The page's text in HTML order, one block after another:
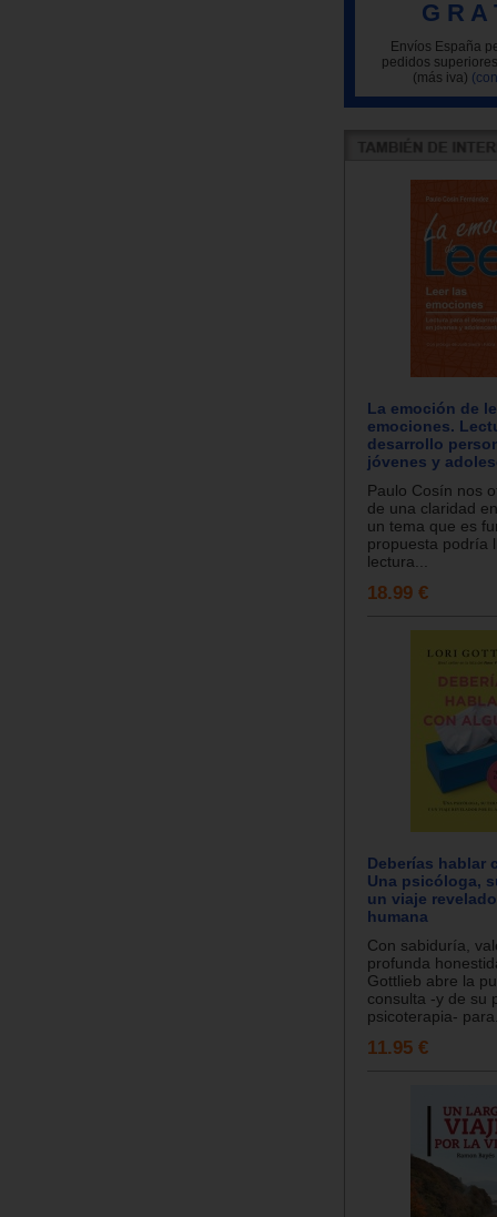
G R A
Envíos España
pedidos
(más iva)
La emoción de
emociones.
desarrollo
jóvenes y
Paulo Cosín nos
de una claridad
un tema que es
propuesta podría
lectura...
18.99 €
Deberías hablar
Una psicóloga,
un viaje
humana
Con sabiduría,
profunda
Gottlieb abre la
consulta -y de su
psicoterapia-
11.95 €